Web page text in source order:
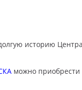
историю
можно